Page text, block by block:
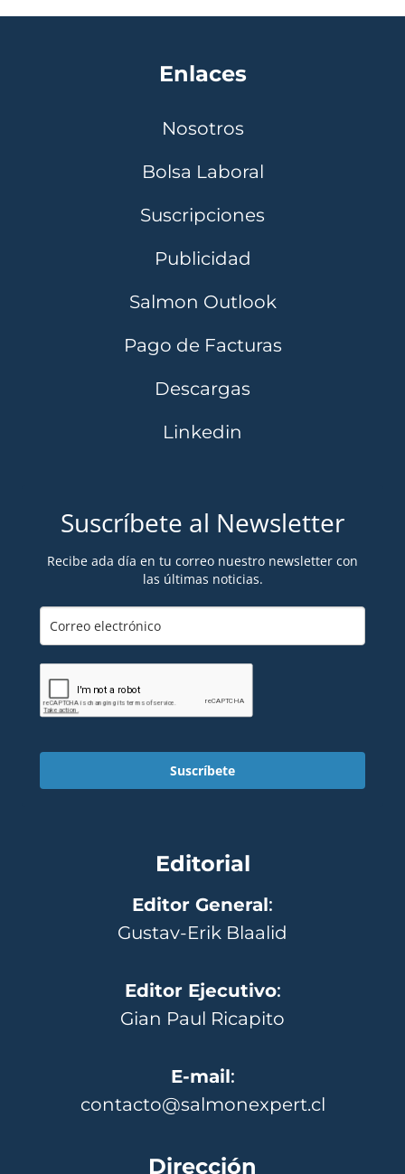
Enlaces
Nosotros
Bolsa Laboral
Suscripciones
Publicidad
Salmon Outlook
Pago de Facturas
Descargas
Linkedin
Suscríbete al Newsletter
Recibe ada día en tu correo nuestro newsletter con
las últimas noticias.
Suscríbete
Editorial
Editor General:
Gustav-Erik Blaalid
Editor Ejecutivo:
Gian Paul Ricapito
E-mail:
contacto@salmonexpert.cl
Dirección